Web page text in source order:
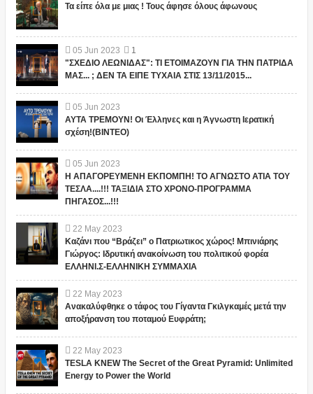
Τα είπε όλα με μιας ! Τους άφησε όλους άφωνους
05 Jun 2023
1
"ΣΧΕΔΙΟ ΛΕΩΝΙΔΑΣ": ΤΙ ΕΤΟΙΜΑΖΟΥΝ ΓΙΑ ΤΗΝ ΠΑΤΡΙΔΑ
ΜΑΣ... ; ΔΕΝ ΤΑ ΕΙΠΕ ΤΥΧΑΙΑ ΣΤΙΣ 13/11/2015...
05 Jun 2023
ΑΥΤΑ ΤΡΕΜΟΥΝ! Οι Έλληνες και η Άγνωστη Ιερατική
σχέση!(ΒΙΝΤΕΟ)
05 Jun 2023
Η ΑΠΑΓΟΡΕΥΜΕΝΗ ΕΚΠΟΜΠΗ! ΤΟ ΑΓΝΩΣΤΟ ΑΤΙΑ ΤΟΥ
ΤΕΣΛΑ....!!! ΤΑΞΙΔΙΑ ΣΤΟ ΧΡΟΝΟ-ΠΡΟΓΡΑΜΜΑ
ΠΗΓΑΣΟΣ...!!!
22 May 2023
Καζάνι που “Βράζει” ο Πατριωτικος χώρος! Μπινιάρης
Γιώργος: Ιδρυτική ανακοίνωση του πολιτικού φορέα
ΕΛΛΗΝΙ.Σ-ΕΛΛΗΝΙΚΗ ΣΥΜΜΑΧΙΑ
22 May 2023
Ανακαλύφθηκε ο τάφος του Γίγαντα Γκιλγκαμές μετά την
αποξήρανση του ποταμού Ευφράτη;
22 May 2023
TESLA KNEW The Secret of the Great Pyramid: Unlimited
Energy to Power the World